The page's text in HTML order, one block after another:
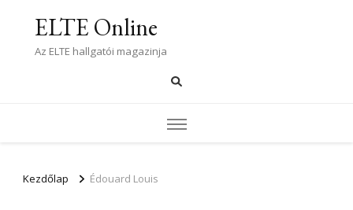
ELTE Online
Az ELTE hallgatói magazinja
Kezdőlap Édouard Louis